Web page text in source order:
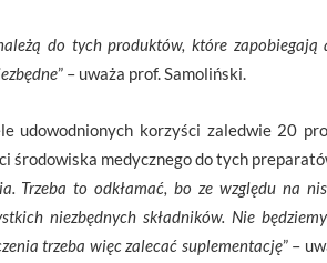
do tych produktów, które
” – uważa prof. Samoliński.
udowodnionych korzyści zaledwie 20
środowiska medycznego do tych
Trzeba to odkłamać, bo ze względu na
niezbędnych składników. Nie
trzeba więc zalecać suplementację” –